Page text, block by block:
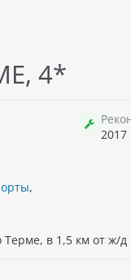
4*
2017
,
Терме, в 1,5 км от ж/д